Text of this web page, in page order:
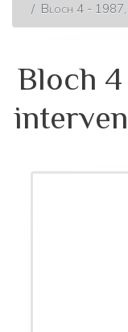
Bloch 4 - 1987,
Bloch 4